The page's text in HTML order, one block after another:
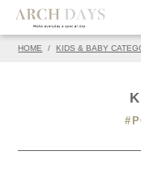
HOME / KIDS & BABY